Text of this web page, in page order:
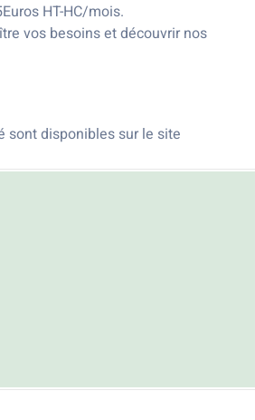
HT-HC/mois.
vos besoins et découvrir nos
sont disponibles sur le site